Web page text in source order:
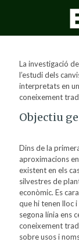
La investigació
l’estudi dels
interpretats en
coneixement
Objectiu
Dins de la
aproximacions
existent en els
silvestres de
econòmic. Es
que hi tenen lloc
segona línia ens
coneixement
sobre usos i